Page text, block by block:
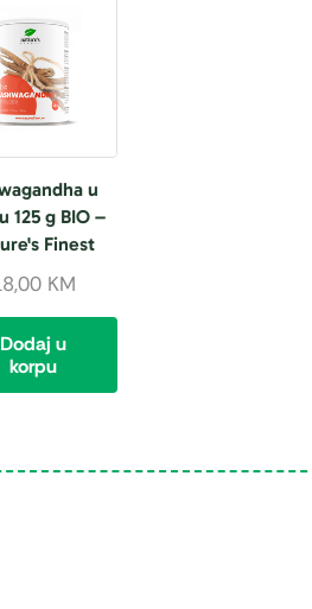
u
125 g BIO –
Finest
KM
Dodaj u
korpu